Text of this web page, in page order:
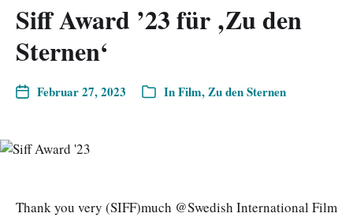
Siff Award ’23 für ‚Zu den
Sternen‘
Februar 27, 2023 InFilm,Zu den Sternen
Thank you very (SIFF)much @Swedish International Film